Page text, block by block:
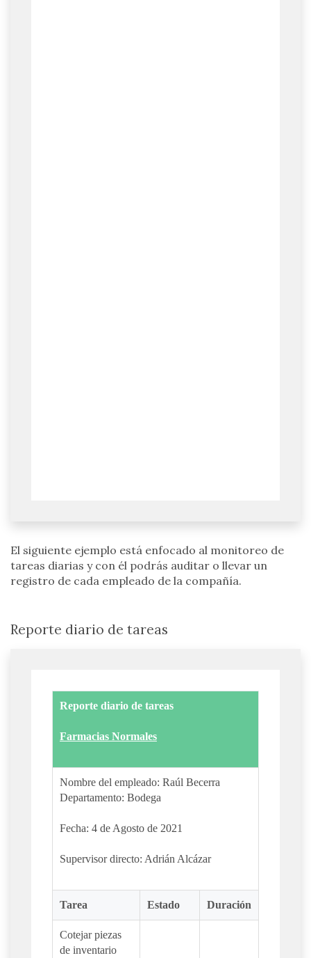
El siguiente ejemplo está enfocado al monitoreo de
tareas diarias y con él podrás auditar o llevar un
registro de cada empleado de la compañía.
Reporte diario de tareas
Reporte diario de tareas
Farmacias Normales
Nombre del empleado: Raúl Becerra
Departamento: Bodega
Fecha: 4 de Agosto de 2021
Supervisor directo: Adrián Alcázar
Tarea Estado Duración
Cotejar piezas
de inventario